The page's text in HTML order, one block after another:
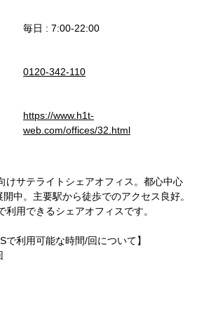
毎日 : 7:00-22:00
0120-342-110
https://www.h1t-
web.com/offices/32.html
けサテライトシェアオフィス。都心中心
中。主要駅から徒歩でのアクセス良好。
用できるシェアオフィスです。
で利用可能な時間/回について】